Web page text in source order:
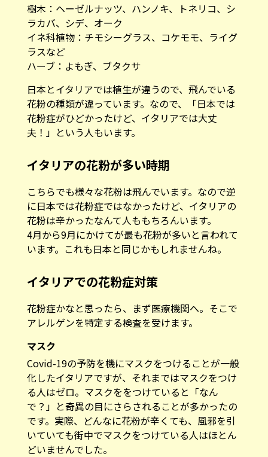
樹木：ヘーゼルナッツ、ハンノキ、トネリコ、シ
ラカバ、シデ、オーク
イネ科植物：チモシーグラス、コケモモ、ライグ
ラスなど
ハーブ：よもぎ、ブタクサ
日本とイタリアでは植生が違うので、飛んでいる
花粉の種類が違っています。なので、「日本では
花粉症がひどかったけど、イタリアでは大丈
夫！」という人もいます。
イタリアの花粉が多い時期
こちらでも様々な花粉は飛んでいます。なので逆
に日本では花粉症ではなかったけど、イタリアの
花粉は辛かったなんて人ももちろんいます。
4月から9月にかけてが最も花粉が多いと言われて
います。これも日本と同じかもしれませんね。
イタリアでの花粉症対策
花粉症かなと思ったら、まず医療機関へ。そこで
アレルゲンを特定する検査を受けます。
マスク
Covid-19の予防を機にマスクをつけることが一般
化したイタリアですが、それまではマスクをつけ
る人はゼロ。マスクををつけていると「なん
で？」と奇異の目にさらされることが多かったの
です。実際、どんなに花粉が辛くても、風邪を引
いていても街中でマスクをつけている人はほとん
どいませんでした。